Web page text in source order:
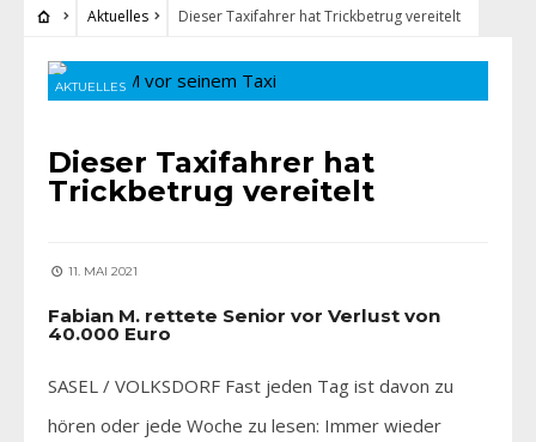
Aktuelles Dieser Taxifahrer hat Trickbetrug vereitelt
AKTUELLES
Dieser Taxifahrer hat
Trickbetrug vereitelt
11. MAI 2021
Fabian M. rettete Senior vor Verlust von
40.000 Euro
SASEL / VOLKSDORF Fast jeden Tag ist davon zu
hören oder jede Woche zu lesen: Immer wieder